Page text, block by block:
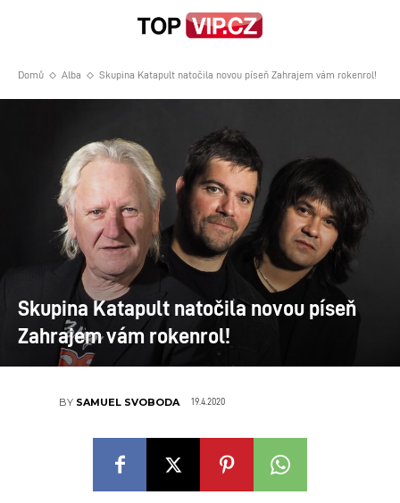
Domů Alba Skupina Katapult natočila novou píseň Zahrajem vám rokenrol!
Skupina Katapult natočila novou píseň
Zahrajem vám rokenrol!
BY SAMUEL SVOBODA 19.4.2020